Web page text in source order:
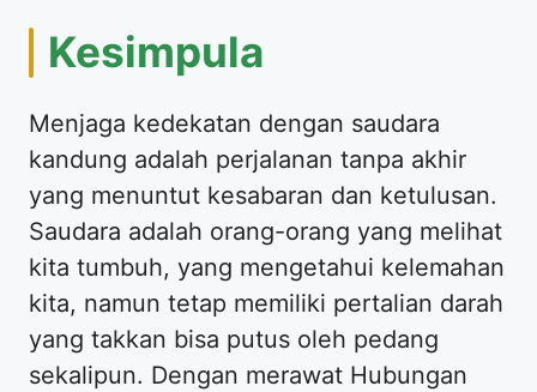
Kesimpula
Menjaga kedekatan dengan saudara
kandung adalah perjalanan tanpa akhir
yang menuntut kesabaran dan ketulusan.
Saudara adalah orang-orang yang melihat
kita tumbuh, yang mengetahui kelemahan
kita, namun tetap memiliki pertalian darah
yang takkan bisa putus oleh pedang
sekalipun. Dengan merawat Hubungan